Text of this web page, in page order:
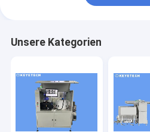
Vorformprüfmaschine
IML-Inspektionsmaschine
Unsere Kategorien